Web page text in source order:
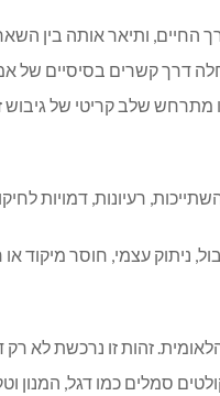
ותיאר אותה בין השאר
דרך קשרים בסיסיים של
שלב קריטי של גיבוש
רעיונות, דמויות
ניתוק עצמי, חוסר מיקוד
זהות זו נרכשת לא רק
סמלים כמו דגל,